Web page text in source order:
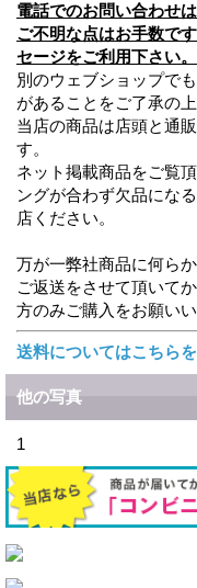
電話でのお問い合わせ
ご不明な点はお手数で
セージをご利用下さい。
別のウェブショップで
があることをご了承の
当店の商品は店頭と通
す。
ネット掲載商品をご覧
ングが合わず欠品にな
店ください。
万が一弊社商品に何ら
ご返送をさせて頂いて
方のみご購入をお願いい
送料についてはこちらを
他の写真
1